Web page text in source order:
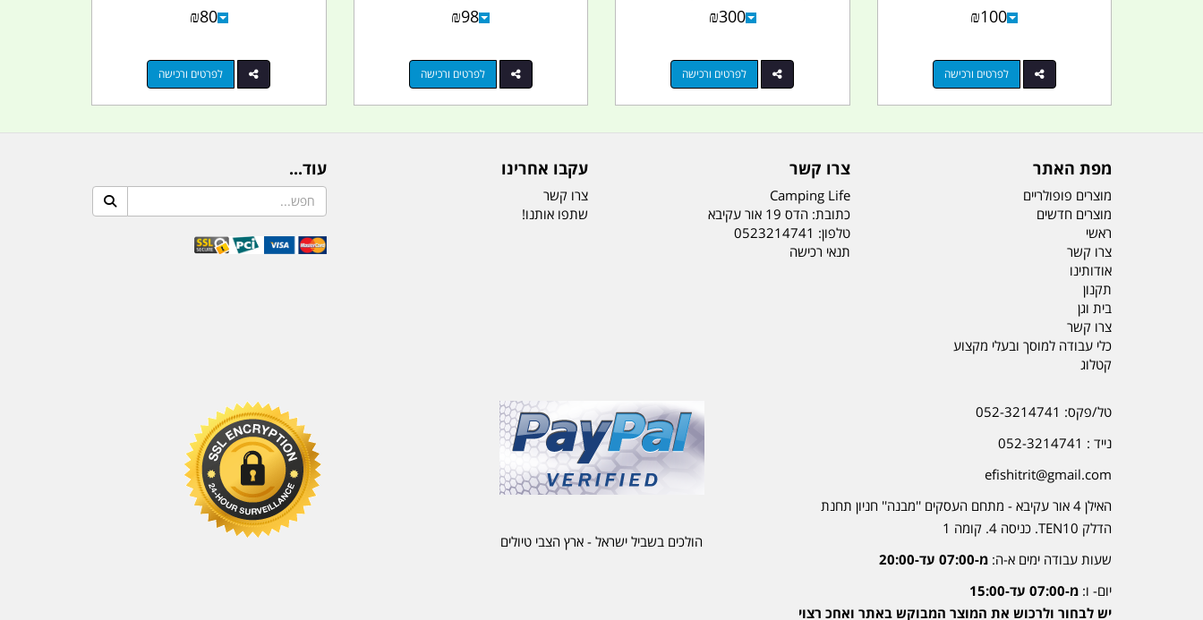
₪100
לפרטים ורכישה
₪300
לפרטים ורכישה
₪98
לפרטים ורכישה
₪80
לפרטים ורכישה
מפת האתר
מוצרים פופולריים
מוצרים חדשים
ראשי
צרו קשר
אודותינו
תקנון
בית וגן
צרו קשר
כלי עבודה למוסך ובעלי מקצוע
קטלוג
צרו קשר
Camping Life
כתובת: הדס 19 אור עקיבא
טלפון: 0523214741
תנאי רכישה
עקבו אחרינו
צרו קשר
שתפו אותנו!
עוד...
טל/פקס: 052-3214741
נייד : 052-3214741
efishitrit@gmail.com
האילן 4 אור עקיבא - מתחם העסקים ''מבנה'' חניון תחנת
הדלק TEN10. כניסה 4. קומה 1
שעות עבודה ימים א-ה: מ-07:00 עד-20:00
יום- ו: מ-07:00 עד-15:00
יש לבחור ולרכוש את המוצר המבוקש באתר ואחכ רצוי
הולכים בשביל ישראל - ארץ הצבי טיולים